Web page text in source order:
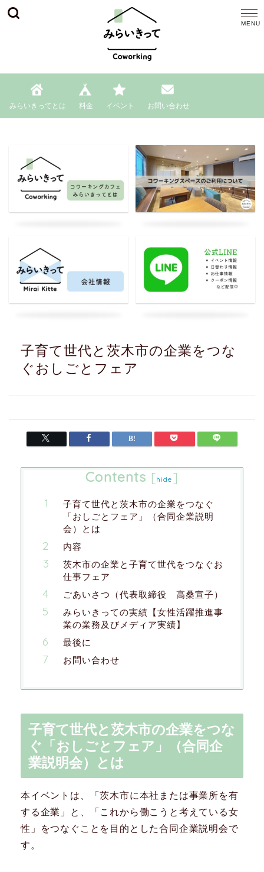
みらいきってとは 料金 イベント お問い合わせ
子育て世代と茨木市の企業をつな
ぐおしごとフェア
Contents [hide ]
子育て世代と茨木市の企業をつなぐ
「おしごとフェア」（合同企業説明
会）とは
内容
茨木市の企業と子育て世代をつなぐお
仕事フェア
ごあいさつ（代表取締役 高桑宣子）
みらいきっての実績【女性活躍推進事
業の業務及びメディア実績】
最後に
お問い合わせ
子育て世代と茨木市の企業をつな
ぐ「おしごとフェア」（合同企
業説明会）とは
本イベントは、「茨木市に本社または事業所を有
する企業」と、「これから働こうと考えている女
性」をつなぐことを目的とした合同企業説明会で
す。